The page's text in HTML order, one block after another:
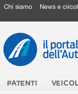
Chi siamo News e
PATENTI